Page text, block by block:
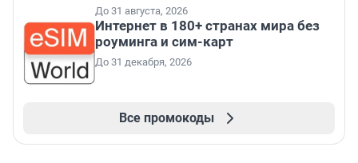
До 31 августа, 2026
Интернет в 180+ странах мира без
роуминга и сим-карт
До 31 декабря, 2026
Все промокоды